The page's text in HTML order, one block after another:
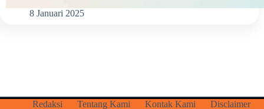
8 Januari 2025
Redaksi Tentang Kami Kontak Kami Disclaimer